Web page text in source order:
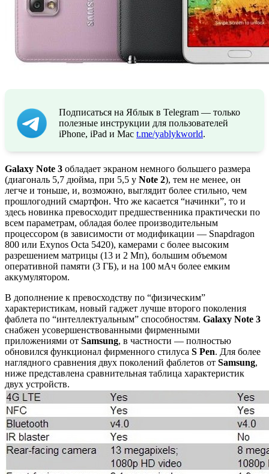
Подписаться на Яблык в Telegram — только
полезные инструкции для пользователей
iPhone, iPad и Mac t.me/yablykworld.
Galaxy Note 3 обладает экраном немного большего размера
(диагональ 5,7 дюйма, при 5,5 у Note 2), тем не менее, он
легче и тоньше, и, возможно, выглядит более стильно, чем
прошлогодний смартфон. Что же касается “начинки”, то и
здесь новинка превосходит предшественника практически по
всем параметрам, обладая более производительным
процессором (в зависимости от модификации — Snapdragon
800 или Exynos Octa 5420), камерами с более высоким
разрешением матрицы (13 и 2 Мп), большим объемом
оперативной памяти (3 ГБ), и на 100 мАч более емким
аккумулятором.
В дополнение к превосходству по “физическим”
характеристикам, новый гаджет лучше второго поколения
фаблета по “интеллектуальным” способностям. Galaxy Note 3
снабжен усовершенствованными фирменными
приложениями от Samsung, в частности — полностью
обновился функционал фирменного стилуса S Pen. Для более
наглядного сравнения двух поколений фаблетов от Samsung,
ниже представлена сравнительная таблица характеристик
двух устройств.